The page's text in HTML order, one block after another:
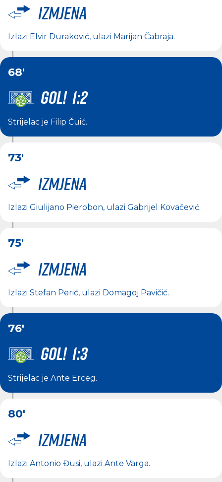
Izmjena
Izlazi Elvir Duraković, ulazi Marijan Čabraja.
68'
GOL! 1:2
Strijelac je Filip Čuić.
73'
Izmjena
Izlazi Giulijano Pierobon, ulazi Gabrijel Kovačević.
75'
Izmjena
Izlazi Stefan Perić, ulazi Domagoj Pavičić.
76'
GOL! 1:3
Strijelac je Ante Erceg.
80'
Izmjena
Izlazi Antonio Đusi, ulazi Ante Varga.